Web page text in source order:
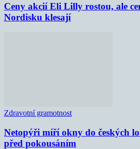
Ceny akcií Eli Lilly rostou, ale
Nordisku klesají
Zdravotní gramotnost
Netopýři míří okny do českých
před pokousáním